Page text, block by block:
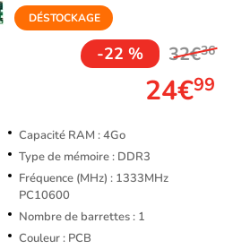
DÉSTOCKAGE
-22 % 32€36
24€99
Capacité RAM : 4Go
Type de mémoire : DDR3
Fréquence (MHz) : 1333MHz
PC10600
Nombre de barrettes : 1
Couleur : PCB